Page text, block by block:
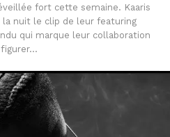
fort cette semaine. Kaaris
la nuit le clip de leur featuring
qui marque leur collaboration